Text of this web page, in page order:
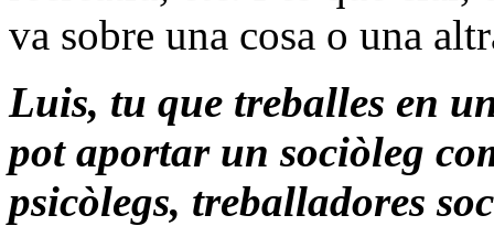
va sobre una cosa o una
Luis, tu que treballes en
pot aportar un sociòleg
psicòlegs, treballadores